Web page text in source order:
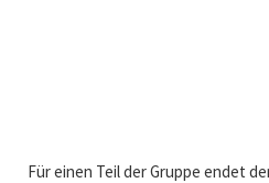
Für einen Teil der Gruppe endet